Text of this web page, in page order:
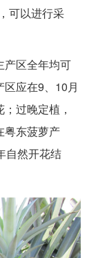
可以进行采
产区全年均可
应在9、10月
过晚定植，
粤东菠萝产
自然开花结